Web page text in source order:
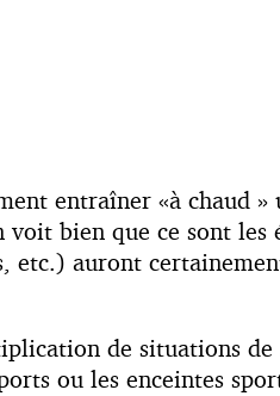
entraîner «à chaud
bien que ce sont
etc.) auront
de situations
ou les enceintes